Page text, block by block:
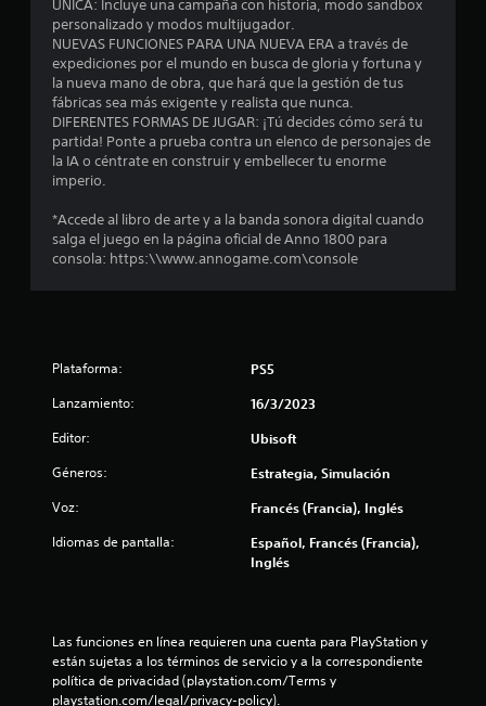
s
t
r
e
l
s
n
c
s
ÚNICA: Incluye una campaña con historia, modo sandbox
personalizado y modos multijugador.
NUEVAS FUNCIONES PARA UNA NUEVA ERA a través de
expediciones por el mundo en busca de gloria y fortuna y
la nueva mano de obra, que hará que la gestión de tus
fábricas sea más exigente y realista que nunca.
DIFERENTES FORMAS DE JUGAR: ¡Tú decides cómo será tu
partida! Ponte a prueba contra un elenco de personajes de
la IA o céntrate en construir y embellecer tu enorme
imperio.
*Accede al libro de arte y a la banda sonora digital cuando
salga el juego en la página oficial de Anno 1800 para
consola: https:\\www.annogame.com\console
Plataforma: PS5
Lanzamiento: 16/3/2023
Editor: Ubisoft
Géneros: Estrategia, Simulación
Voz: Francés (Francia), Inglés
Idiomas de pantalla:
Español, Francés (Francia),
Inglés
Las funciones en línea requieren una cuenta para PlayStation y
están sujetas a los términos de servicio y a la correspondiente
política de privacidad (playstation.com/Terms y
playstation.com/legal/privacy-policy).